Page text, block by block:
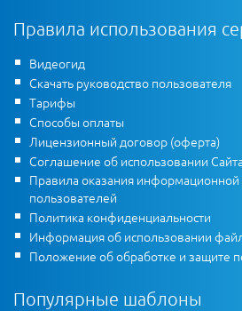
Правила использования
Видеогид
Скачать руководство пользователя
Тарифы
Способы оплаты
Лицензионный договор (оферта)
Соглашение об использовании Сайта
Правила оказания
пользователей
Политика конфиденциальности
Информация об использовании
Положение об обработке и защите
Популярные шаблоны